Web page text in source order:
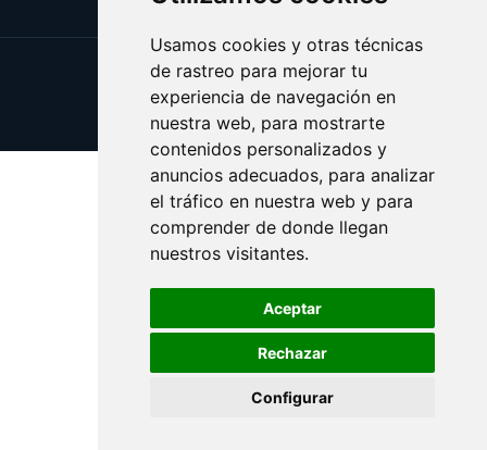
Usamos cookies y otras técnicas
de rastreo para mejorar tu
experiencia de navegación en
nuestra web, para mostrarte
contenidos personalizados y
anuncios adecuados, para analizar
el tráfico en nuestra web y para
comprender de donde llegan
nuestros visitantes.
Aceptar
Rechazar
Configurar
Update cookies preferences
Copyright © 2025 esotericos.es